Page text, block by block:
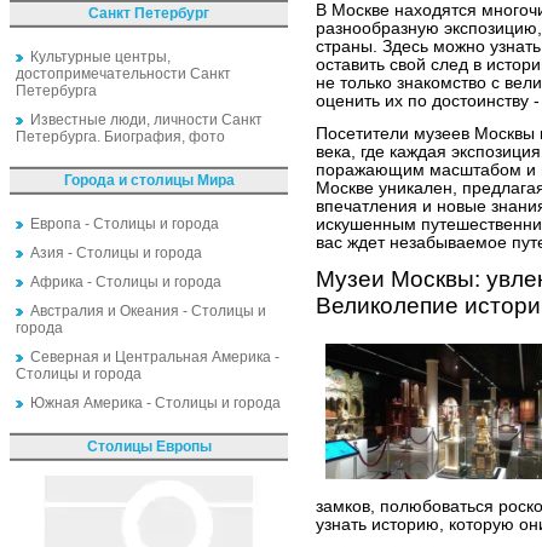
Санкт Петербург
Культурные центры,
достопримечательности Санкт
Петербурга
Известные люди, личности Санкт
Петербурга. Биография, фото
Города и столицы Мира
Европа - Столицы и города
Азия - Столицы и города
Африка - Столицы и города
Австралия и Океания - Столицы и
города
Северная и Центральная Америка -
Столицы и города
Южная Америка - Столицы и города
Столицы Европы
В Москве находятся
разнообразную
страны. Здесь можно
оставить свой след в
не только знакомство с
оценить их по достоинству
Посетители музеев Москвы
века, где каждая
поражающим масштабом и
Москве уникален,
впечатления и новые
искушенным
вас ждет незабываемое
Музеи Москвы:
Великолепие
замков, полюбоваться
узнать историю, которую